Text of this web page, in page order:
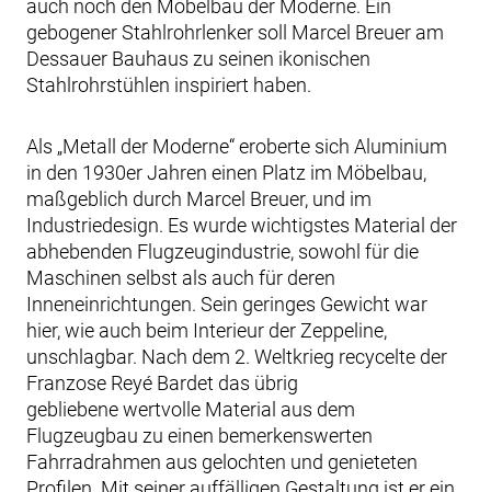
auch noch den Möbelbau der Moderne. Ein
gebogener Stahlrohrlenker soll Marcel Breuer am
Dessauer Bauhaus zu seinen ikonischen
Stahlrohrstühlen inspiriert haben.
Als „Metall der Moderne“ eroberte sich Aluminium
in den 1930er Jahren einen Platz im Möbelbau,
maßgeblich durch Marcel Breuer, und im
Industriedesign. Es wurde wichtigstes Material der
abhebenden Flugzeugindustrie, sowohl für die
Maschinen selbst als auch für deren
Inneneinrichtungen. Sein geringes Gewicht war
hier, wie auch beim Interieur der Zeppeline,
unschlagbar. Nach dem 2. Weltkrieg recycelte der
Franzose Reyé Bardet das übrig
gebliebene wertvolle Material aus dem
Flugzeugbau zu einen bemerkenswerten
Fahrradrahmen aus gelochten und genieteten